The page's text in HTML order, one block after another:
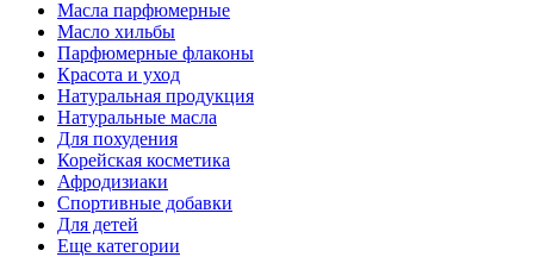
Масла парфюмерные
Масло хильбы
Парфюмерные флаконы
Красота и уход
Натуральная продукция
Натуральные масла
Для похудения
Корейская косметика
Афродизиаки
Спортивные добавки
Для детей
Еще категории